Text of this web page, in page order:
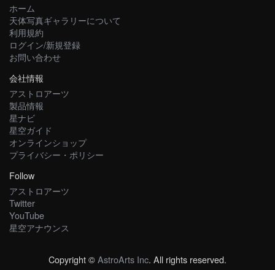
ホーム
天体写真ギャラリーについて
利用規約
ログイン/新規登録
お問い合わせ
会社情報
アストロアーツ
製品情報
星ナビ
星空ガイド
オンラインショップ
プライバシー・ポリシー
Follow
アストロアーツ
Twitter
YouTube
星空アナウンス
Copyright ©AstroArts Inc. All rights reserved.